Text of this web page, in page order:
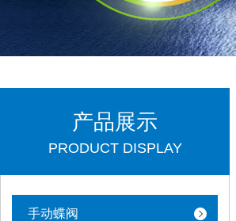
产品展示
PRODUCT DISPLAY
手动蝶阀